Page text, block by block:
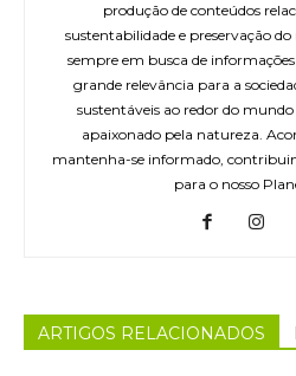
produção de conteúdos
sustentabilidade e preservação
sempre em busca de
grande relevância para a
sustentáveis ao redor do
apaixonado pela natureza.
mantenha-se informado,
para o nosso
ARTIGOS RELACIONADOS